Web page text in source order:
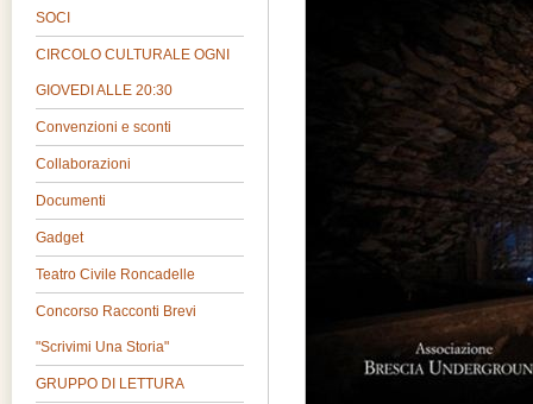
SOCI
CIRCOLO CULTURALE OGNI
GIOVEDI ALLE 20:30
Convenzioni e sconti
Collaborazioni
Documenti
Gadget
Teatro Civile Roncadelle
Concorso Racconti Brevi
"Scrivimi Una Storia"
GRUPPO DI LETTURA